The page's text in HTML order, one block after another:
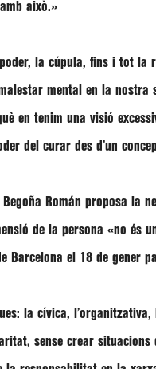
això.»
la cúpula, fins i tot
mental en la nostra
en tenim una visió
del curar des d’un
Román proposa la
de la persona «no és
el 18 de gener
: la cívica,
sense crear